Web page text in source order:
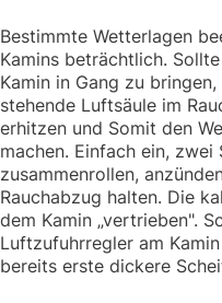
Bestimmte Wetterlagen
Kamins beträchtlich.
Kamin in Gang zu
stehende Luftsäule im
erhitzen und Somit den
machen. Einfach ein,
zusammenrollen,
Rauchabzug halten. Die
dem Kamin „vertrieben".
Luftzufuhrregler am
bereits erste dickere